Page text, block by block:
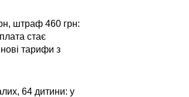
штраф 460 грн:
стає
тарифи з
64 дитини: у